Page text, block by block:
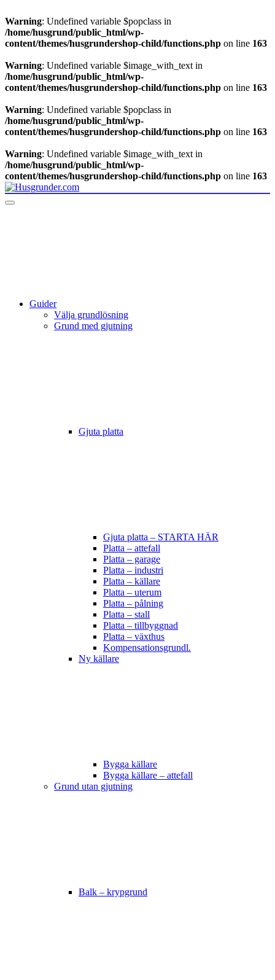
Warning: Undefined variable $popclass in
/home/husgrund/public_html/wp-
content/themes/husgrundershop-child/functions.php on line 163
Warning: Undefined variable $image_with_text in
/home/husgrund/public_html/wp-
content/themes/husgrundershop-child/functions.php on line 163
Warning: Undefined variable $popclass in
/home/husgrund/public_html/wp-
content/themes/husgrundershop-child/functions.php on line 163
Warning: Undefined variable $image_with_text in
/home/husgrund/public_html/wp-
content/themes/husgrundershop-child/functions.php on line 163
Guider
Välja grundlösning
Grund med gjutning
Gjuta platta
Gjuta platta – STARTA HÄR
Platta – attefall
Platta – garage
Platta – industri
Platta – källare
Platta – uterum
Platta – pålning
Platta – stall
Platta – tillbyggnad
Platta – växthus
Kompensationsgrundl.
Ny källare
Bygga källare
Bygga källare – attefall
Grund utan gjutning
Balk – krypgrund